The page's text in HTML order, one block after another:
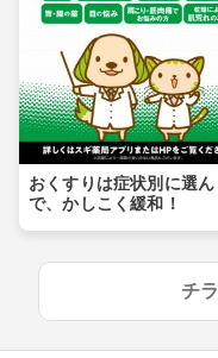
おくすりは症状別に選ん
で、かしこく緩和！
チ